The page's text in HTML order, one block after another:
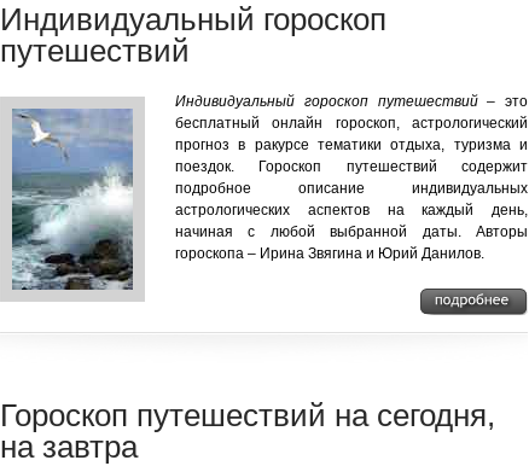
Индивидуальный гороскоп
путешествий
Индивидуальный гороскоп путешествий– это
бесплатный онлайн гороскоп, астрологический
прогноз в ракурсе тематики отдыха, туризма и
поездок. Гороскоп путешествий содержит
подробное описание индивидуальных
астрологических аспектов на каждый день,
начиная с любой выбранной даты. Авторы
гороскопа – Ирина Звягина и Юрий Данилов.
Гороскоп путешествий на сегодня,
на завтра